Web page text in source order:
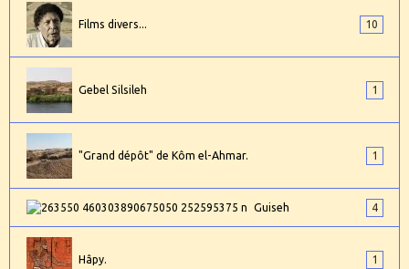
Films divers... 10
Gebel Silsileh 1
"Grand dépôt" de Kôm el-Ahmar. 1
Guiseh 4
Hâpy. 1